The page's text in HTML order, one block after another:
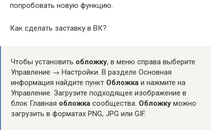
попробовать новую функцию.
Как сделать заставку в ВК?
Чтобы установить обложку, в меню справа выберите
Управление → Настройки. В разделе Основная
информация найдите пункт Обложка и нажмите на
Управление. Загрузите подходящее изображение в
блок Главная обложка сообщества. Обложку можно
загрузить в форматах PNG, JPG или GIF.